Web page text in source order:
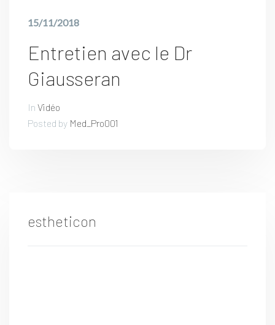
15/11/2018
Entretien avec le Dr
Giausseran
In Vidéo
Posted by Med_Pro001
estheticon